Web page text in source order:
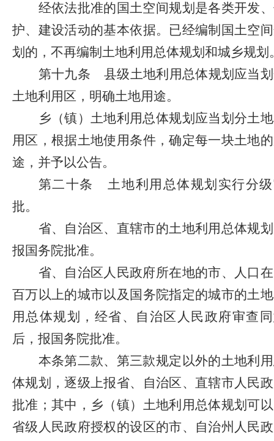
经依法批准的国土空间规划是各类开发
护、建设活动的基本依据。已经编制国土空
划的，不再编制土地利用总体规划和城乡规划
第十九条
县级土地利用总体规划应当
土地利用区，明确土地用途。
乡（镇）土地利用总体规划应当划分土
用区，根据土地使用条件，确定每一块土地
途，并予以公告。
第二十条
土地利用总体规划实行分
批。
省、自治区、直辖市的土地利用总体规
报国务院批准。
省、自治区人民政府所在地的市、人口
百万以上的城市以及国务院指定的城市的土
用总体规划，经省、自治区人民政府审查
后，报国务院批准。
本条第二款、第三款规定以外的土地利
体规划，逐级上报省、自治区、直辖市人民
批准；其中，乡（镇）土地利用总体规划可
省级人民政府授权的设区的市、自治州人民